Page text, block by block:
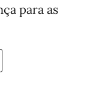
para as